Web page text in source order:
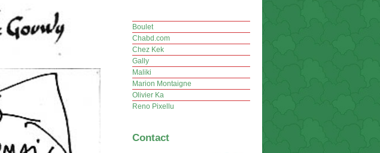
Boulet
Chabd.com
Chez Kek
Gally
Maliki
Marion Montaigne
Olivier Ka
Reno Pixellu
Contact